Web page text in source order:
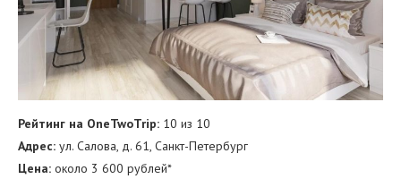
Рейтинг на OneTwoTrip: 10 из 10
Адрес: ул. Салова, д. 61, Санкт-Петербург
Цена: около 3 600 рублей*